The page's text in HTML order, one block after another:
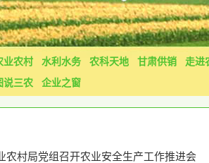
业农村 水利水务 农科天地 甘肃供销
走进
说三农 企业之窗
农村局党组召开农业安全生产工作推进会